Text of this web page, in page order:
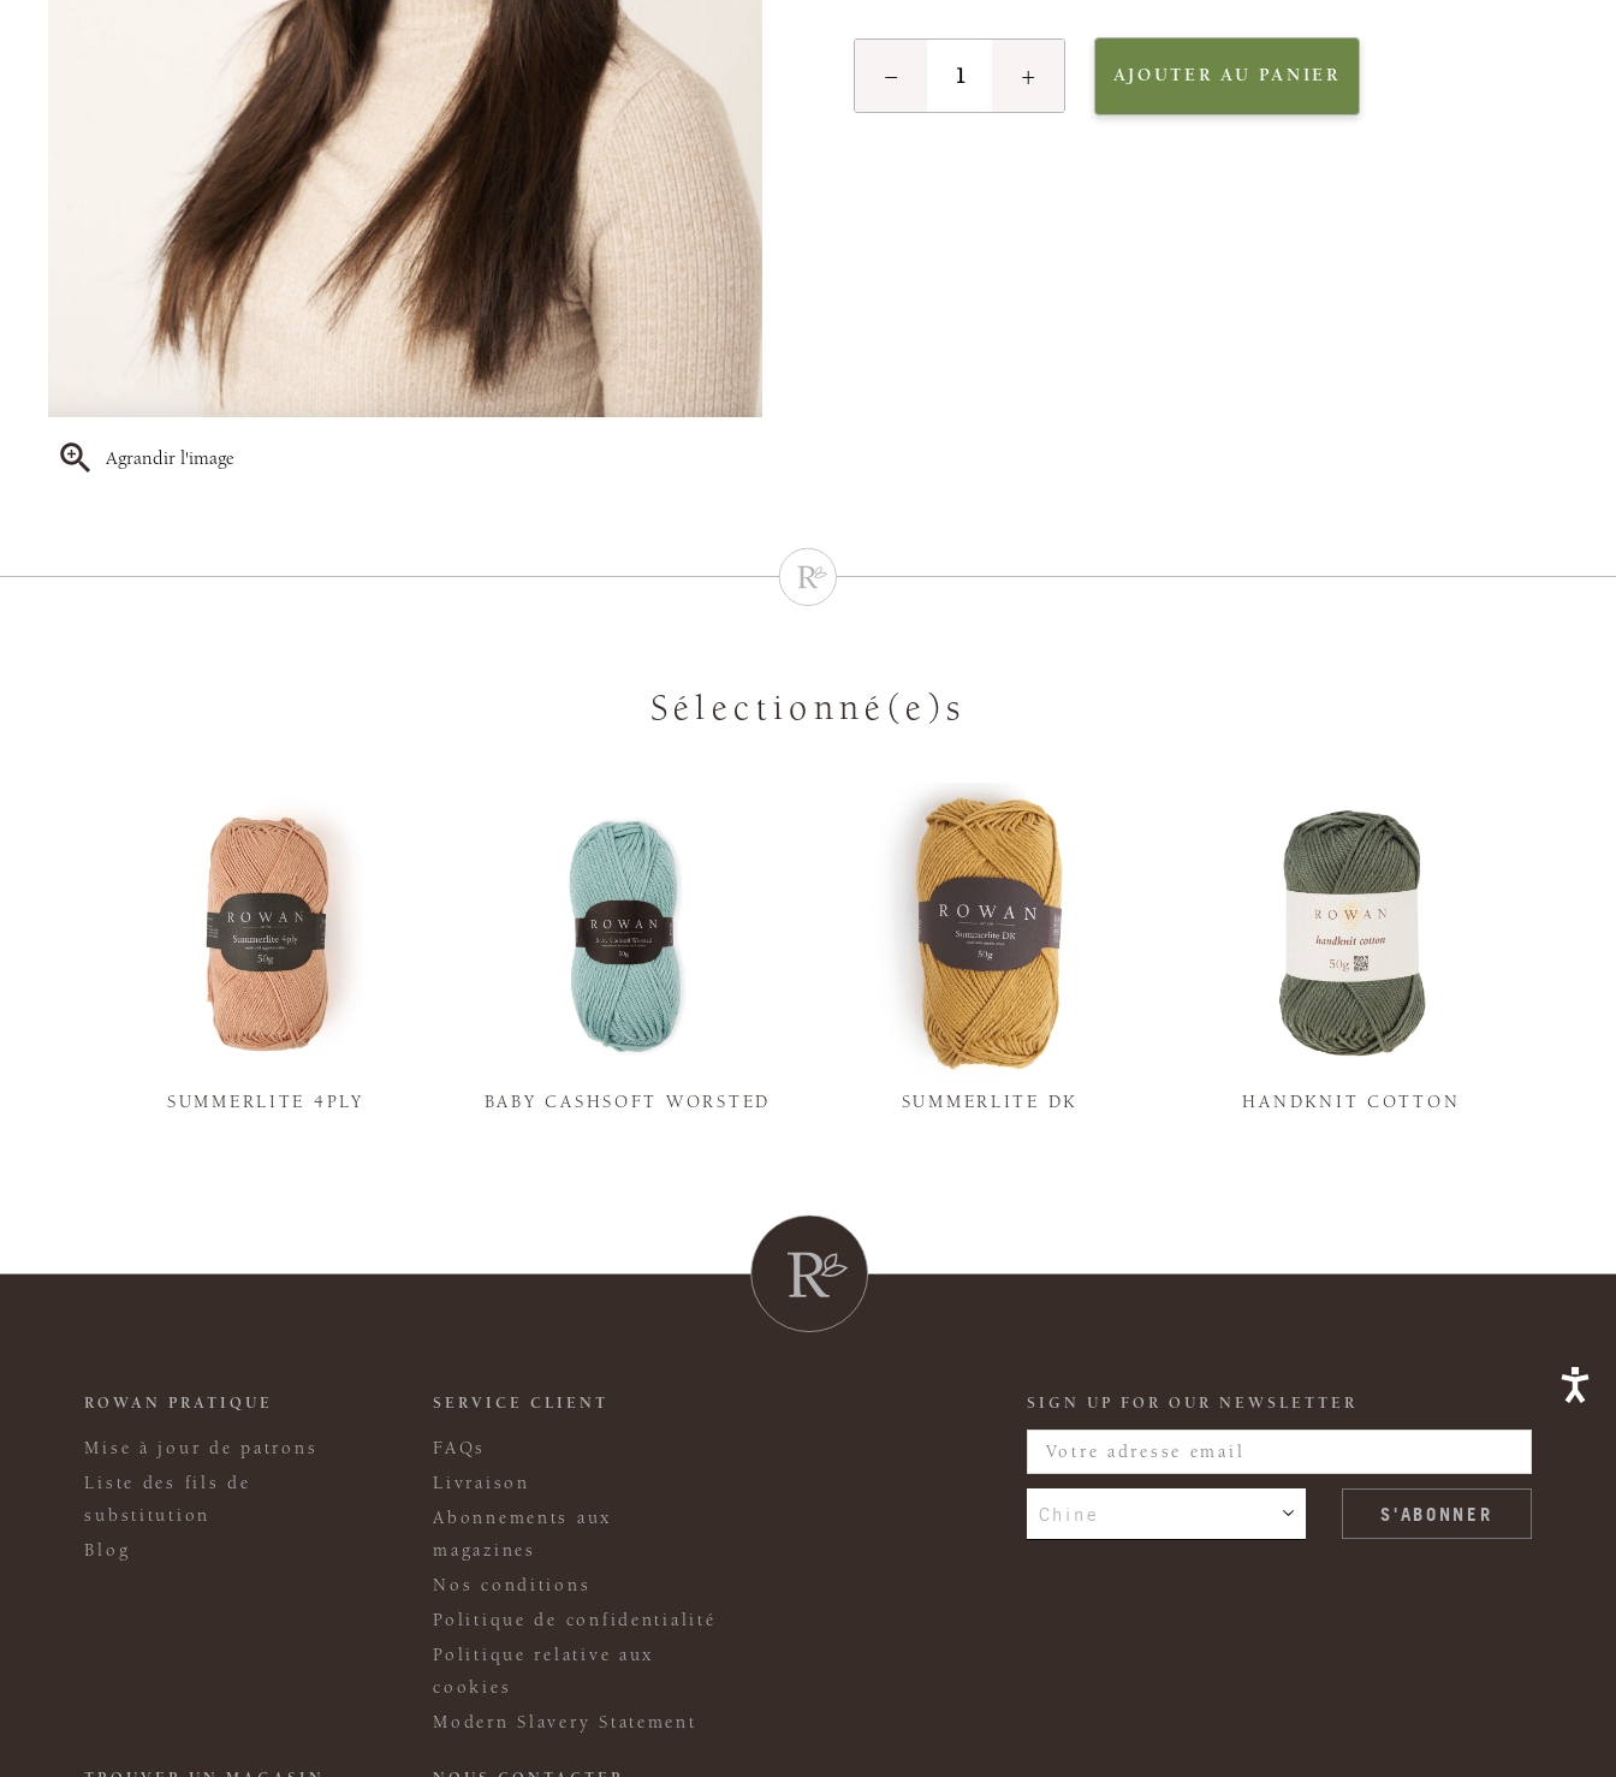
Agrandir l'image
− + AJOUTER AU PANIER
Sélectionné(e)s
SUMMERLITE 4PLY BABY CASHSOFT WORSTED SUMMERLITE DK HANDKNIT COTTON
ROWAN PRATIQUE
Mise à jour de patrons
Liste des fils de
substitution
Blog
SERVICE CLIENT
FAQs
Livraison
Abonnements aux
magazines
Nos conditions
Politique de confidentialité
Politique relative aux
cookies
Modern Slavery Statement
SIGN UP FOR OUR NEWSLETTER
Chine